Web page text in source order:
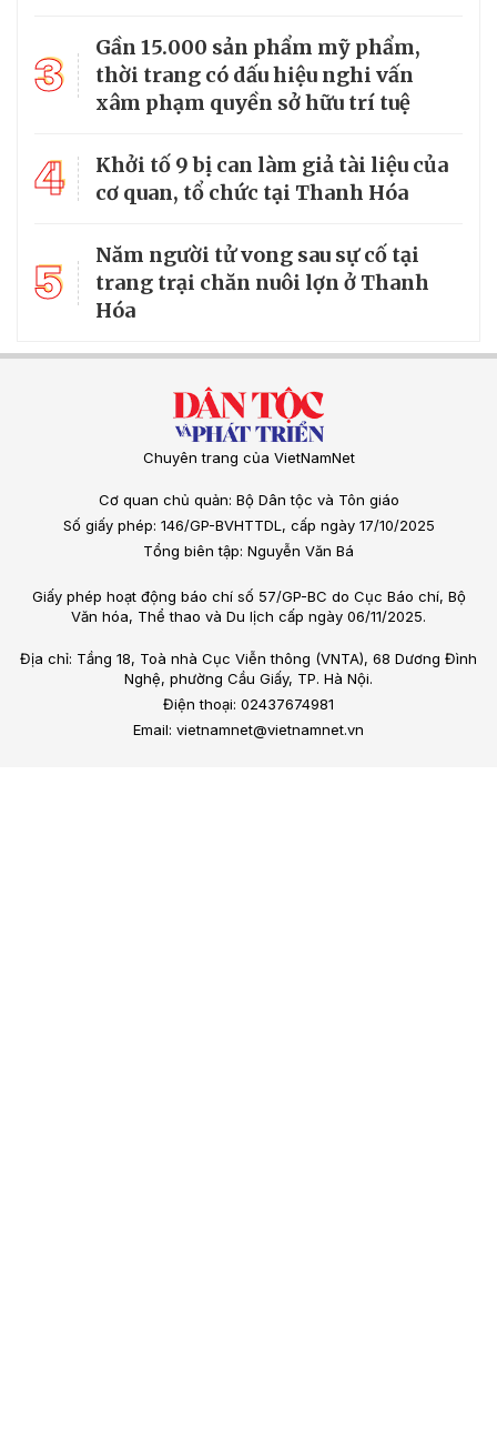
3
Gần 15.000 sản phẩm mỹ phẩm,
thời trang có dấu hiệu nghi vấn
xâm phạm quyền sở hữu trí tuệ
4
Khởi tố 9 bị can làm giả tài liệu của
cơ quan, tổ chức tại Thanh Hóa
5
Năm người tử vong sau sự cố tại
trang trại chăn nuôi lợn ở Thanh
Hóa
Chuyên trang của VietNamNet
Cơ quan chủ quản: Bộ Dân tộc và Tôn giáo
Số giấy phép: 146/GP-BVHTTDL, cấp ngày 17/10/2025
Tổng biên tập: Nguyễn Văn Bá
Giấy phép hoạt động báo chí số 57/GP-BC do Cục Báo chí, Bộ
Văn hóa, Thể thao và Du lịch cấp ngày 06/11/2025.
Địa chỉ: Tầng 18, Toà nhà Cục Viễn thông (VNTA), 68 Dương Đình
Nghệ, phường Cầu Giấy, TP. Hà Nội.
Điện thoại: 02437674981
Email: vietnamnet@vietnamnet.vn